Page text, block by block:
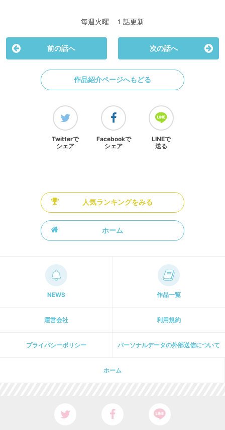
毎週火曜 １話更新
前の話へ 次の話へ
作品紹介ページへもどる
Twitterで
シェア
Facebookで
シェア
LINEで
送る
人気ランキングをみる
ホーム
NEWS 作品一覧
運営会社 利用規約
プライパシーポリシー パーソナルデータの外部送信について
ホーム